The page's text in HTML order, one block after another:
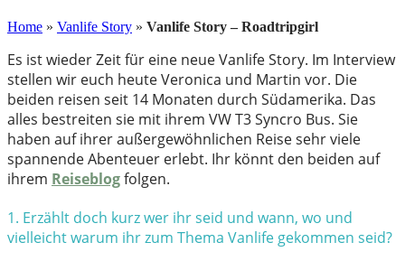
Home » Vanlife Story » Vanlife Story – Roadtripgirl
Es ist wieder Zeit für eine neue Vanlife Story. Im Interview
stellen wir euch heute Veronica und Martin vor. Die
beiden reisen seit 14 Monaten durch Südamerika. Das
alles bestreiten sie mit ihrem VW T3 Syncro Bus. Sie
haben auf ihrer außergewöhnlichen Reise sehr viele
spannende Abenteuer erlebt. Ihr könnt den beiden auf
ihrem Reiseblogfolgen.
1. Erzählt doch kurz wer ihr seid und wann, wo und
vielleicht warum ihrzum Thema Vanlife gekommen seid?